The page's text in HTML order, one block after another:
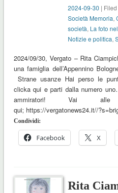
2024-09-30 |
Società Memoria,
società, La foto
Notizie e politica,
2024/09/30, Vergato – Rita
una famiglia dell’Appennino
Strane usanze Hai perso le
clicka qui e parti dalla numero
ammiratori! Vai alle
qui; https://vergatonews24.it//
Condividi:
Facebook X
Rita